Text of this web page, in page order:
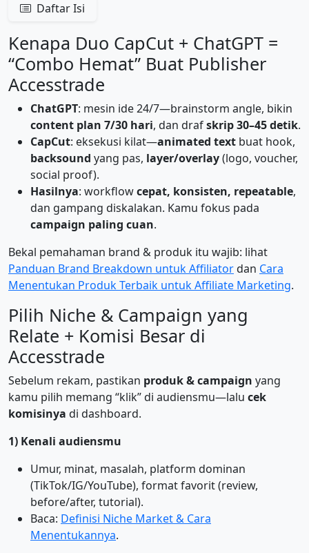
Daftar Isi
Kenapa Duo CapCut + ChatGPT =
“Combo Hemat” Buat Publisher
Accesstrade
ChatGPT: mesin ide 24/7—brainstorm angle, bikin
content plan 7/30 hari, dan drafskrip 30–45 detik.
CapCut: eksekusi kilat—animated text buat hook,
backsound yang pas, layer/overlay(logo, voucher,
social proof).
Hasilnya: workflowcepat, konsisten, repeatable,
dan gampang diskalakan. Kamu fokus pada
campaign paling cuan.
Bekal pemahaman brand & produk itu wajib: lihat
Panduan Brand Breakdown untuk Affiliatordan Cara
Menentukan Produk Terbaik untuk Affiliate Marketing.
Pilih Niche & Campaign yang
Relate + Komisi Besar di
Accesstrade
Sebelum rekam, pastikan produk & campaign yang
kamu pilih memang “klik” di audiensmu—lalu cek
komisinya di dashboard.
1) Kenali audiensmu
Umur, minat, masalah, platform dominan
(TikTok/IG/YouTube), format favorit (review,
before/after, tutorial).
Baca: Definisi Niche Market & Cara
Menentukannya.